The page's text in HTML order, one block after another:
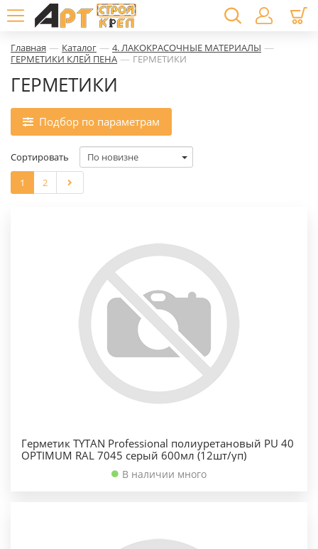
Главная — Каталог — 4. ЛАКОКРАСОЧНЫЕ МАТЕРИАЛЫ —
ГЕРМЕТИКИ КЛЕЙ ПЕНА — ГЕРМЕТИКИ
ГЕРМЕТИКИ
Подбор по параметрам
1 2
Сортировать
Герметик TYTAN Professional полиуретановый PU 40
OPTIMUM RAL 7045 серый 600мл (12шт/уп)
В наличии много